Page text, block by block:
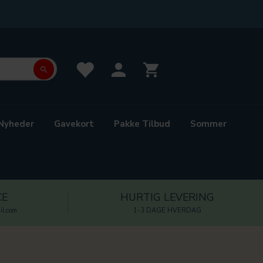
Gavekort Pakke Tilbud Sommer
HURTIG LEVERING
1-3 DAGE HVERDAG